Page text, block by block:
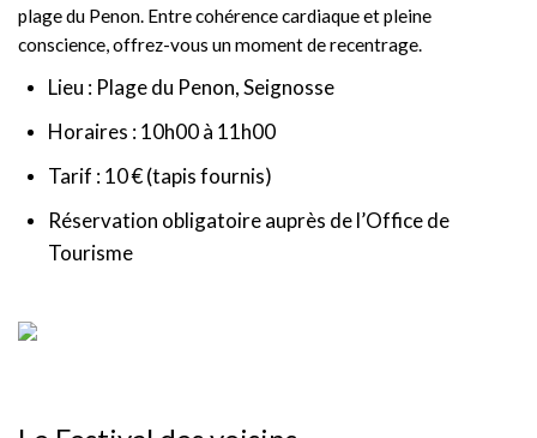
plage du Penon. Entre cohérence cardiaque et pleine
conscience, offrez-vous un moment de recentrage.
Lieu : Plage du Penon, Seignosse
Horaires : 10h00 à 11h00
Tarif : 10 € (tapis fournis)
Réservation obligatoire auprès de l’Office de
Tourisme